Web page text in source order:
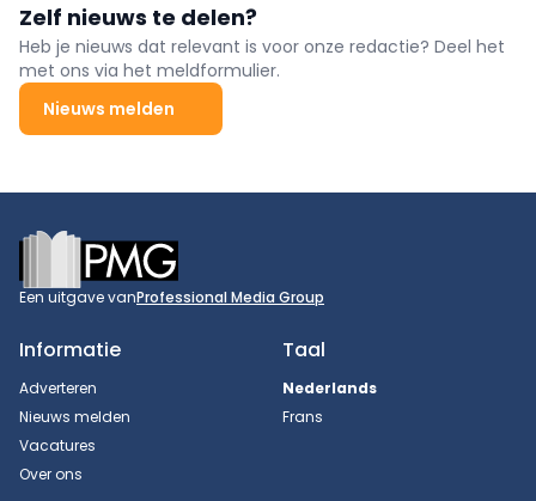
Brussel (Hal 7 > Stand A24).
Zelf nieuws te delen?
Heb je nieuws dat relevant is voor onze redactie? Deel het
met ons via het meldformulier.
Nieuws melden
Footer
Een uitgave vanProfessional Media Group
Informatie
Adverteren
Nieuws melden
Vacatures
Over ons
Taal
Nederlands
Frans